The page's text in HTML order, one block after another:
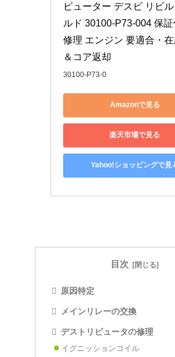
ビューター デスビ リビ
ルド 30100-P73-004 保
修理 エンジン 要適合・
＆コア返却
30100-P73-0
Amazonで見る
楽天市場で見る
Yahoo!ショッピングで見
目次
原因特定
メインリレーの交換
デストリビュータの修理
イグニッションコイル